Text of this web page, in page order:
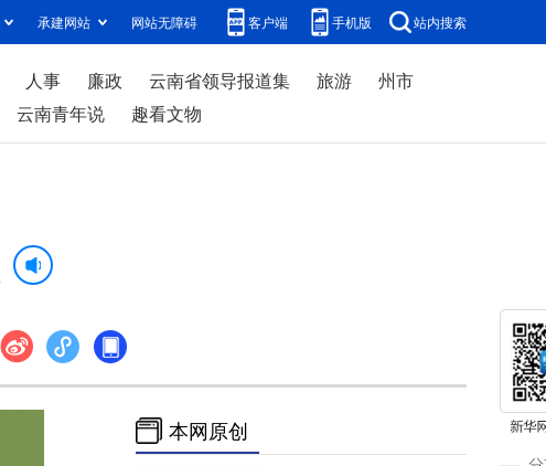
承建网站 网站无障碍 客户端 手机版 站内搜索
人事 廉政 云南省领导报道集 旅游
州市
云南青年说 趣看文物
本网原创